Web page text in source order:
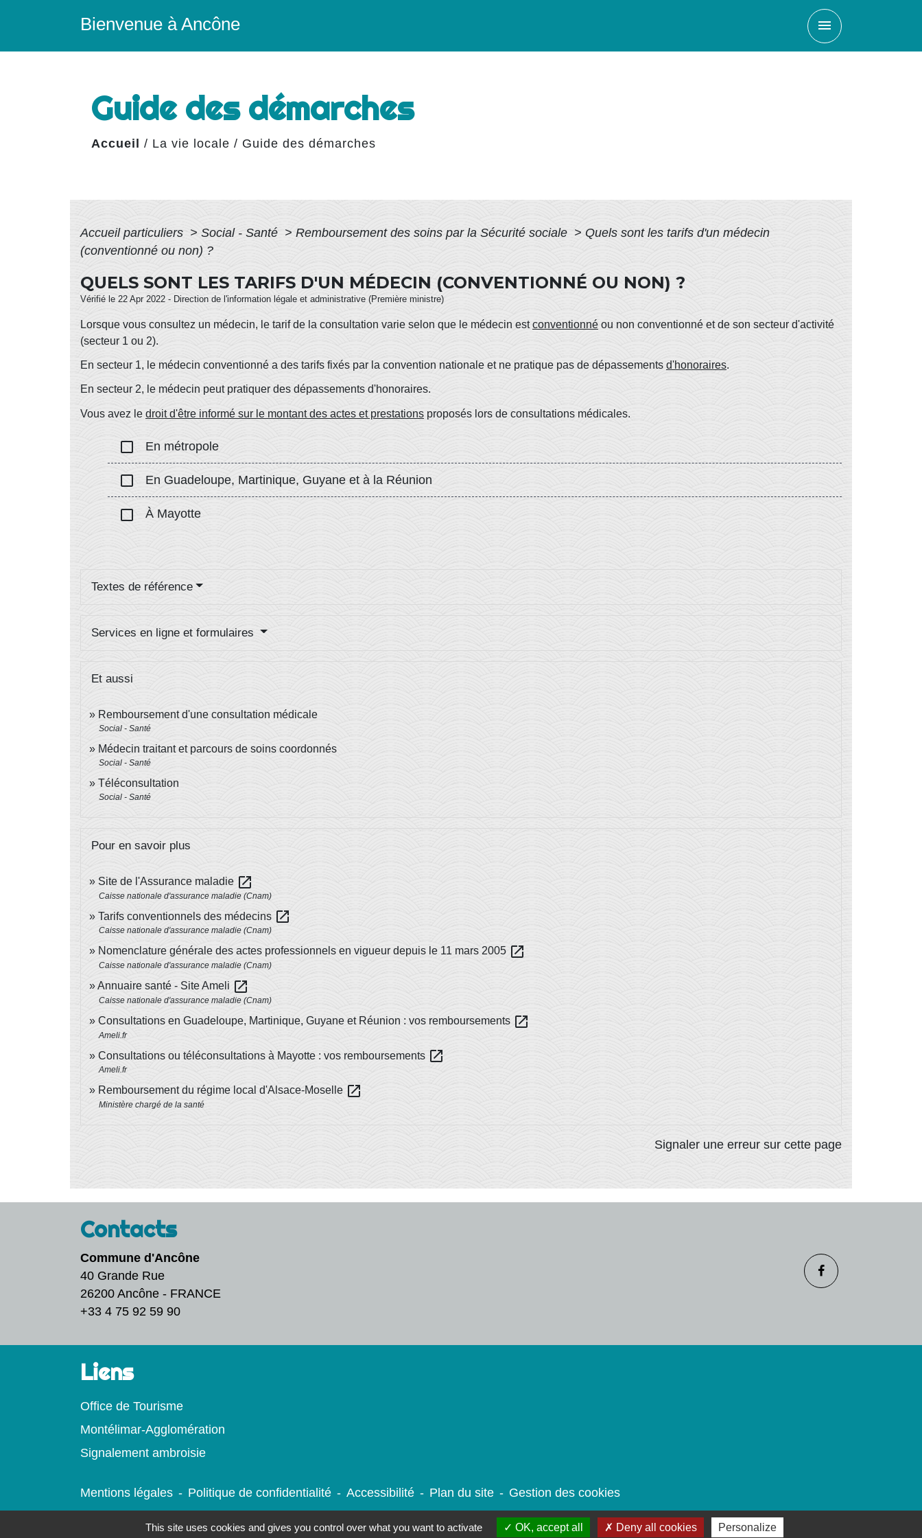
Bienvenue à Ancône menu
Guide des démarches
Accueil / La vie locale / Guide des démarches
Accueil particuliers > Social - Santé > Remboursement des soins par la Sécurité sociale > Quels sont les tarifs d'un médecin
(conventionné ou non) ?
QUELS SONT LES TARIFS D'UN MÉDECIN (CONVENTIONNÉ OU NON) ?
Vérifié le 22 Apr 2022 - Direction de l'information légale et administrative (Première ministre)
Lorsque vous consultez un médecin, le tarif de la consultation varie selon que le médecin estconventionné ou non conventionné et de son secteur d'activité
(secteur 1 ou 2).
En secteur 1, le médecin conventionné a des tarifs fixés par la convention nationale et ne pratique pas de dépassements d'honoraires.
En secteur 2, le médecin peut pratiquer des dépassements d'honoraires.
Vous avez le droit d'être informé sur le montant des actes et prestations proposés lors de consultations médicales.
check_box_outline_blank En métropole
check_box_outline_blank En Guadeloupe, Martinique, Guyane et à la Réunion
check_box_outline_blank À Mayotte
Textes de référence
Services en ligne et formulaires
Et aussi
Remboursement d'une consultation médicale
Social - Santé
Médecin traitant et parcours de soins coordonnés
Social - Santé
Téléconsultation
Social - Santé
Pour en savoir plus
Site de l'Assurance maladie open_in_new
Caisse nationale d'assurance maladie (Cnam)
Tarifs conventionnels des médecins open_in_new
Caisse nationale d'assurance maladie (Cnam)
Nomenclature générale des actes professionnels en vigueur depuis le 11 mars 2005 open_in_new
Caisse nationale d'assurance maladie (Cnam)
Annuaire santé - Site Ameli open_in_new
Caisse nationale d'assurance maladie (Cnam)
Consultations en Guadeloupe, Martinique, Guyane et Réunion : vos remboursements open_in_new
Ameli.fr
Consultations ou téléconsultations à Mayotte : vos remboursements open_in_new
Ameli.fr
Remboursement du régime local d'Alsace-Moselle open_in_new
Ministère chargé de la santé
Signaler une erreur sur cette page
Contacts
Commune d'Ancône
40 Grande Rue
26200 Ancône - FRANCE
+33 4 75 92 59 90
Liens
Office de Tourisme
Montélimar-Agglomération
Signalement ambroisie
Mentions légales - Politique de confidentialité - Accessibilité - Plan du site - Gestion des cookies
Site créé en partenariat avec Réseau des Communes
This site uses cookies and gives you control over what you want to activate OK, accept all Deny all cookies Personalize